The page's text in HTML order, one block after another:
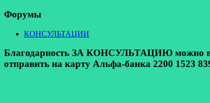
Форумы
КОНСУЛЬТАЦИИ
Благодарность ЗА КОНСУЛЬТАЦИЮ можно
отправить на карту Альфа-банка 2200 1523